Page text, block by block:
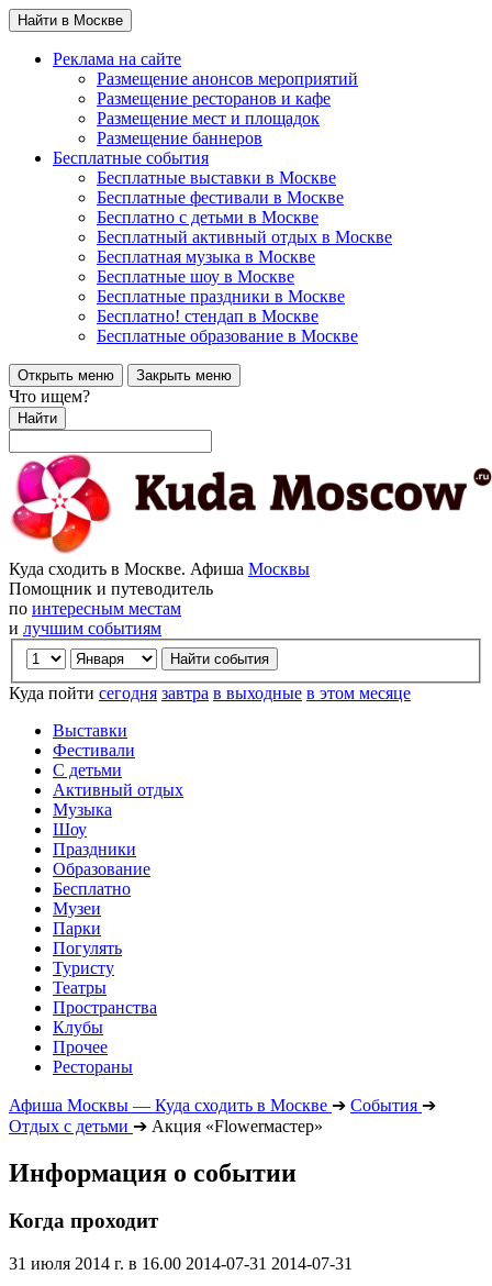
Найти в Москве
Реклама на сайте
Размещение анонсов мероприятий
Размещение ресторанов и кафе
Размещение мест и площадок
Размещение баннеров
Бесплатные события
Бесплатные выставки в Москве
Бесплатные фестивали в Москве
Бесплатно с детьми в Москве
Бесплатный активный отдых в Москве
Бесплатная музыка в Москве
Бесплатные шоу в Москве
Бесплатные праздники в Москве
Бесплатно! стендап в Москве
Бесплатные образование в Москве
Открыть меню Закрыть меню
Что ищем?
Найти
Куда сходить в Москве. Афиша Москвы
Помощник и путеводитель
по интересным местам
и лучшим событиям
Куда пойти сегодня завтра в выходные в этом месяце
Выставки
Фестивали
С детьми
Активный отдых
Музыка
Шоу
Праздники
Образование
Бесплатно
Музеи
Парки
Погулять
Туристу
Театры
Пространства
Клубы
Прочее
Рестораны
Афиша Москвы — Куда сходить в Москве ➔ События ➔
Отдых с детьми ➔ Акция «Flowerмастер»
Информация о событии
Когда проходит
31 июля 2014 г. в 16.00 2014-07-31 2014-07-31